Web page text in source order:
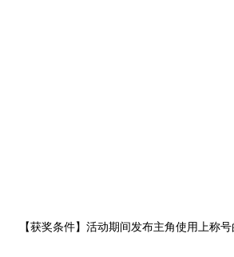
【获奖条件】活动期间发布主角使用上称号